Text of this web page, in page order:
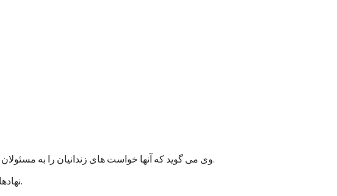
وی می گوید که آنها خواست های زندانیان را به مسئولان پایتخت انتقال داده اند و امیدوارند به این قضیه زودتر رسیدگی شود زیرا ممکن وضعیت بهداشتی شماری از زندانیان خراب شود.
نهادهای مدنی ولایت هلمند نیز در اعلامیه ای از رئیس جمهوری جدید خواستند که به خواستهای مشروع زندانیان پاسخ مثبت داده شود.